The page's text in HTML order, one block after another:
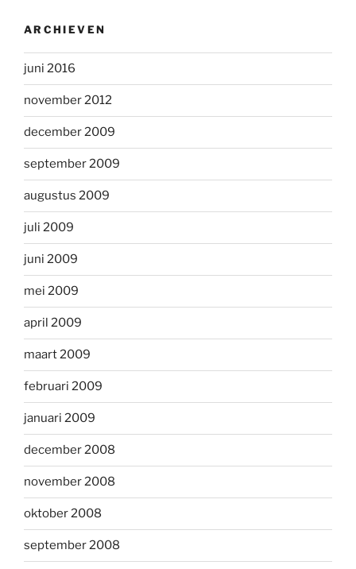
ARCHIEVEN
juni 2016
november 2012
december 2009
september 2009
augustus 2009
juli 2009
juni 2009
mei 2009
april 2009
maart 2009
februari 2009
januari 2009
december 2008
november 2008
oktober 2008
september 2008